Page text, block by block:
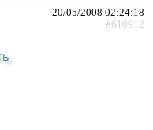
20/05/2008 02:24:18
#610912